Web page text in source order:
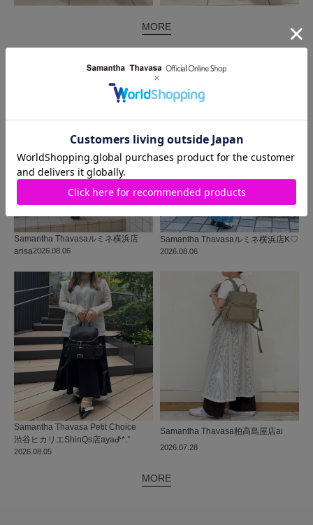
MORE
同じ商品を使った コーディネート
2026.08.06
Samantha Thavasaルミネ横浜店
arisa
2026.08.06
Samantha Thavasa ルミネ横浜店K♡
2026.08.05
Samantha Thavasa Petit Choice
渋谷ヒカリエShinQs店ayaᕷ*.°
2026.07.28
Samantha Thavasa柏高島屋店ai
MORE